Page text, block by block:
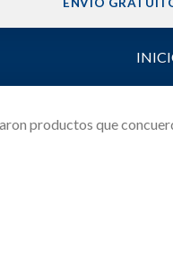
productos que